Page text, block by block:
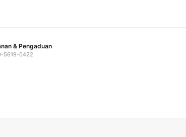
& Pengaduan
5619-0422